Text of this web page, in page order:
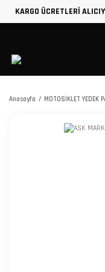
KARGO ÜCRETLERİ
Anasayfa MOTOSİKLET YEDEK